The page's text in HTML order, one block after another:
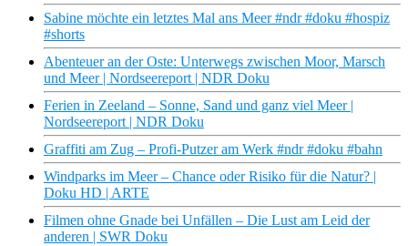
Sabine möchte ein letztes Mal ans Meer #ndr #doku #hospiz
#shorts
Abenteuer an der Oste: Unterwegs zwischen Moor, Marsch
und Meer | Nordseereport | NDR Doku
Ferien in Zeeland – Sonne, Sand und ganz viel Meer |
Nordseereport | NDR Doku
Graffiti am Zug – Profi-Putzer am Werk #ndr #doku #bahn
Windparks im Meer – Chance oder Risiko für die Natur? |
Doku HD | ARTE
Filmen ohne Gnade bei Unfällen – Die Lust am Leid der
anderen | SWR Doku